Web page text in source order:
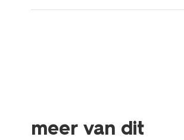
meer van dit